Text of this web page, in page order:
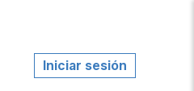
Iniciar sesión